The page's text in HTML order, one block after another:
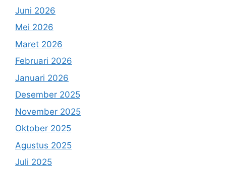
Juni 2026
Mei 2026
Maret 2026
Februari 2026
Januari 2026
Desember 2025
November 2025
Oktober 2025
Agustus 2025
Juli 2025